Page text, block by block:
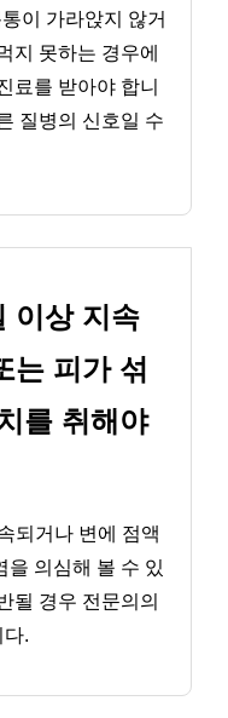
이 가라앉지 않거
지 못하는 경우에
료를 받아야 합니
질병의 신호일 수
이상 지속
는 피가 섞
를 취해야
되거나 변에 점액
을 의심해 볼 수 있
될 경우 전문의의
.